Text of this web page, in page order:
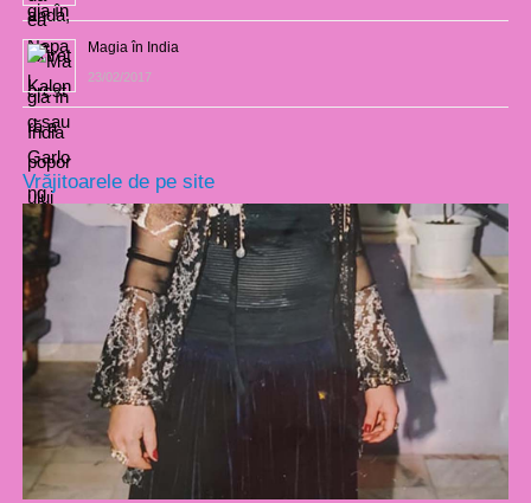
Magia în India
23/02/2017
Vrăjitoarele de pe site